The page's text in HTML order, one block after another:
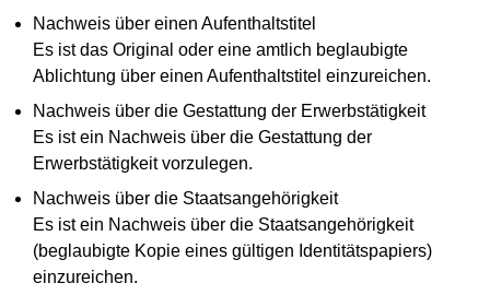
Nachweis über einen Aufenthaltstitel
Es ist das Original oder eine amtlich beglaubigte
Ablichtung über einen Aufenthaltstitel einzureichen.
Nachweis über die Gestattung der Erwerbstätigkeit
Es ist ein Nachweis über die Gestattung der
Erwerbstätigkeit vorzulegen.
Nachweis über die Staatsangehörigkeit
Es ist ein Nachweis über die Staatsangehörigkeit
(beglaubigte Kopie eines gültigen Identitätspapiers)
einzureichen.